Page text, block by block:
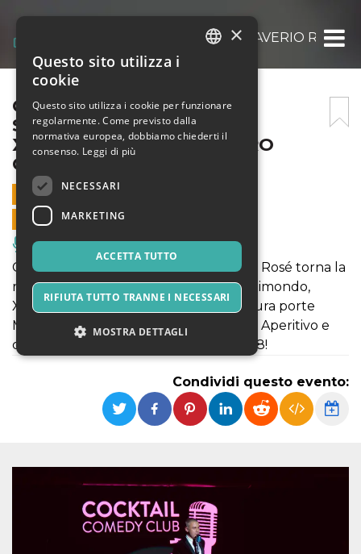
COCKTAIL COMEDY CLUB: SAVERIO
COCKTAIL COMEDY CLUB:
SAVERIO RAIMONDO +
XHULIANO DULE + SANDRO
CANORI
5 FEBBRAIO 2026 - 21:00
VENDITE ONLINE TERMINATE
Musica, Eventi Live, Club
Come ogni giovedì, sul palco di Maison Rosé torna la
rCocktail Comedy Club con Saverio Raimondo,
Xhuliano Dule e Sandro Canori. Apertura porte
Maison Rosé h20. Inizio spettacolo h21. Aperitivo e
cena a Cantina Rosé disponibile dalle 18!
Condividi questo evento:
×
Questo sito utilizza i
cookie
Questo sito utilizza i cookie per funzionare
regolarmente. Come previsto dalla
normativa europea, dobbiamo chiederti il
consenso. Leggi di più
NECESSARI
MARKETING
ACCETTA TUTTO
RIFIUTA TUTTO TRANNE I NECESSARI
MOSTRA DETTAGLI
Necessari Marketing
I cookie strettamente necessari o tecnici sono
Provider /
Scadenza
cf_clearance
Cloudflare,
Inc.
.oooh.events